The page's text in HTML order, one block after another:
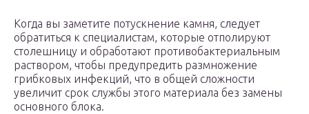
Когда вы заметите потускнение камня, следует
обратиться к специалистам, которые отполируют
столешницу и обработают противобактериальным
раствором, чтобы предупредить размножение
грибковых инфекций, что в общей сложности
увеличит срок службы этого материала без замены
основного блока.